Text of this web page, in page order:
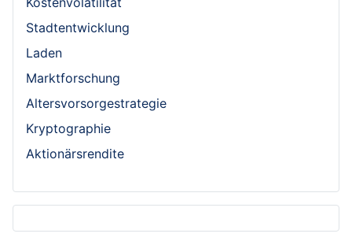
Stadtentwicklung
Laden
Marktforschung
Altersvorsorgestrategie
Kryptographie
Aktionärsrendite